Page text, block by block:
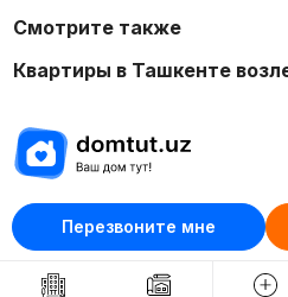
Перезвоните мне
Смотрите также
Квартиры в Ташкенте
Отдел рекламы
+998 (78) 113-20-86
+998 (93) 390-30-10